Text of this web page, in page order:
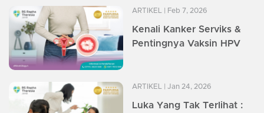
ARTIKEL | Feb 7, 2026
Kenali Kanker Serviks &
Pentingnya Vaksin HPV
ARTIKEL | Jan 24, 2026
Luka Yang Tak Terlihat :